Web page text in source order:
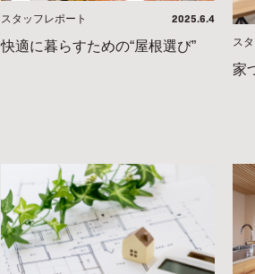
スタッフレポート 2025.6.4
快適に暮らすための“屋根選び” ス
家